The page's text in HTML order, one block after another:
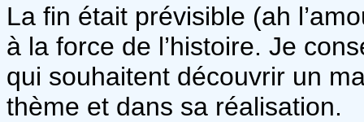
La fin était prévisible (ah
à la force de l’histoire. Je
qui souhaitent découvrir un
thème et dans sa réalisation.